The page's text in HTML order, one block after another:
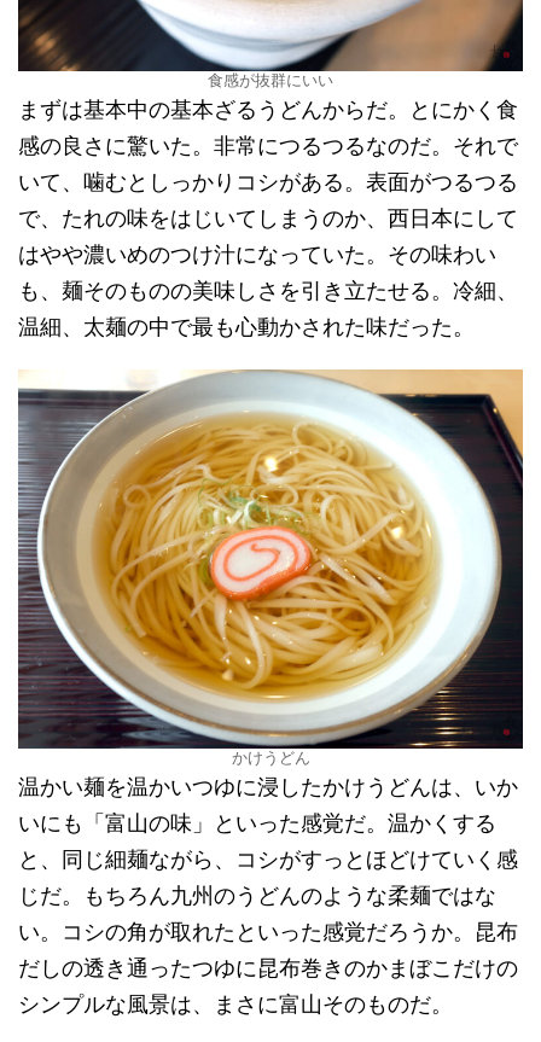
食感が抜群にいい
まずは基本中の基本ざるうどんからだ。とにかく食
感の良さに驚いた。非常につるつるなのだ。それで
いて、噛むとしっかりコシがある。表面がつるつる
で、たれの味をはじいてしまうのか、西日本にして
はやや濃いめのつけ汁になっていた。その味わい
も、麺そのものの美味しさを引き立たせる。冷細、
温細、太麺の中で最も心動かされた味だった。
かけうどん
温かい麺を温かいつゆに浸したかけうどんは、いか
いにも「富山の味」といった感覚だ。温かくする
と、同じ細麺ながら、コシがすっとほどけていく感
じだ。もちろん九州のうどんのような柔麺ではな
い。コシの角が取れたといった感覚だろうか。昆布
だしの透き通ったつゆに昆布巻きのかまぼこだけの
シンプルな風景は、まさに富山そのものだ。